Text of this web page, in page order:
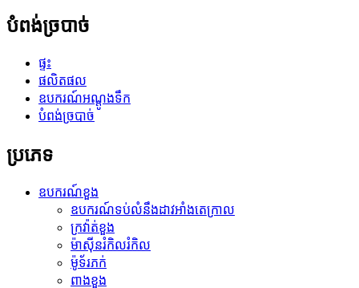
បំពង់​ច្របាច់​
ផ្ទះ
ផលិតផល
ឧបករណ៍​អណ្តូង​ទឹក
បំពង់​ច្របាច់​
ប្រភេទ
ឧបករណ៍ខួង
ឧបករណ៍​ទប់លំនឹង​ដាវ​អាំងតេក្រាល
ក្រវ៉ាត់ខួង
ម៉ាស៊ីន​រំកិល​រំកិល
ម៉ូទ័រភក់
ពាងខួង